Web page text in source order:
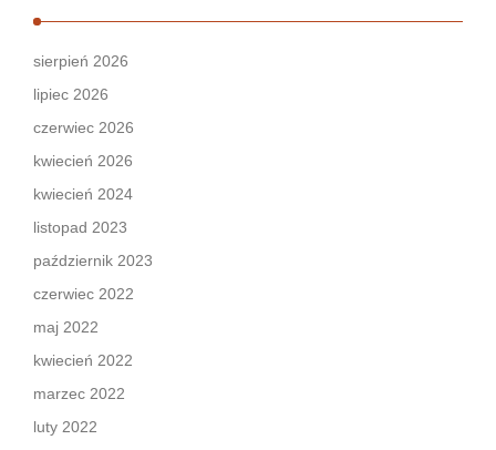
sierpień 2026
lipiec 2026
czerwiec 2026
kwiecień 2026
kwiecień 2024
listopad 2023
październik 2023
czerwiec 2022
maj 2022
kwiecień 2022
marzec 2022
luty 2022